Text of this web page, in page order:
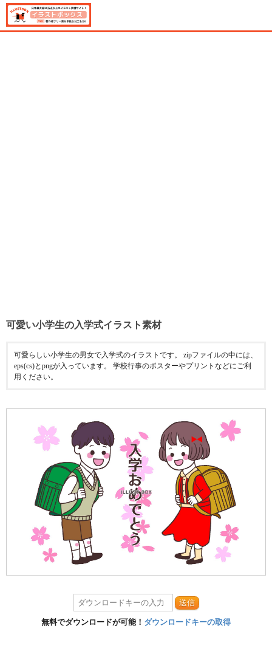
可愛い小学生の入学式イラスト素材
可愛らしい小学生の男女で入学式のイラストです。 zipファイルの中には、
eps(cs)とpngが入っています。 学校行事のポスターやプリントなどにご利
用ください。
送信
無料でダウンロードが可能！ ダウンロードキーの取得